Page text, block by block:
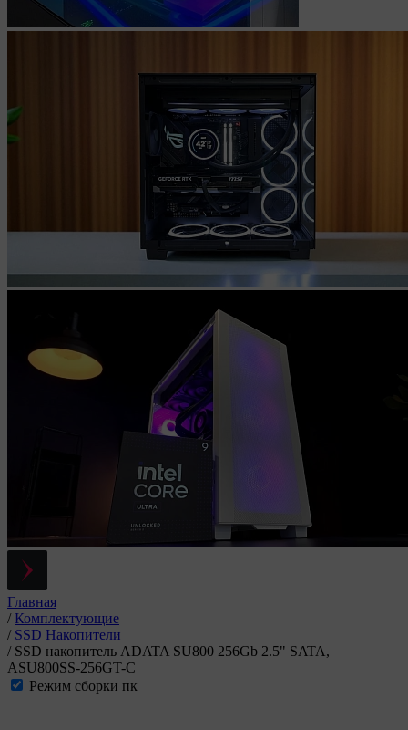
Главная
/ Комплектующие
/ SSD Накопители
/ SSD накопитель ADATA SU800 256Gb 2.5" SATA,
ASU800SS-256GT-C
Режим сборки пк